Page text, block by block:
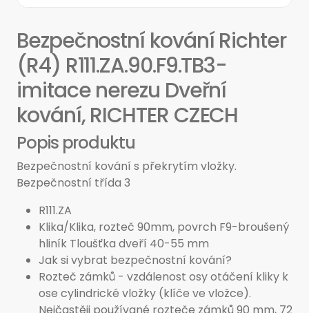
Bezpečnostní kování Richter
(R4) R111.ZA.90.F9.TB3-
imitace nerezu Dveřní
kování, RICHTER CZECH
Popis produktu
Bezpečnostní kování s překrytím vložky.
Bezpečnostní třída 3
R111.ZA
Klika/Klika, rozteč 90mm, povrch F9-broušený
hliník Tloušťka dveří 40-55 mm
Jak si vybrat bezpečnostní kování?
Rozteč zámků - vzdálenost osy otáčení kliky k
ose cylindrické vložky (klíče ve vložce).
Nejčastěji používané rozteče zámků 90 mm, 72